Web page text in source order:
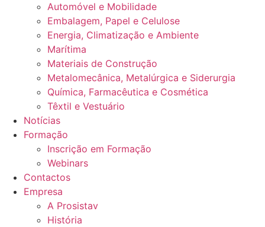
Automóvel e Mobilidade
Embalagem, Papel e Celulose
Energia, Climatização e Ambiente
Marítima
Materiais de Construção
Metalomecânica, Metalúrgica e Siderurgia
Química, Farmacêutica e Cosmética
Têxtil e Vestuário
Notícias
Formação
Inscrição em Formação
Webinars
Contactos
Empresa
A Prosistav
História